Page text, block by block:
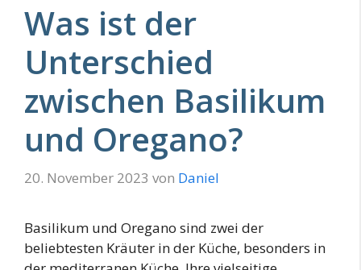
Was ist der
Unterschied
zwischen Basilikum
und Oregano?
20. November 2023 von Daniel
Basilikum und Oregano sind zwei der
beliebtesten Kräuter in der Küche, besonders in